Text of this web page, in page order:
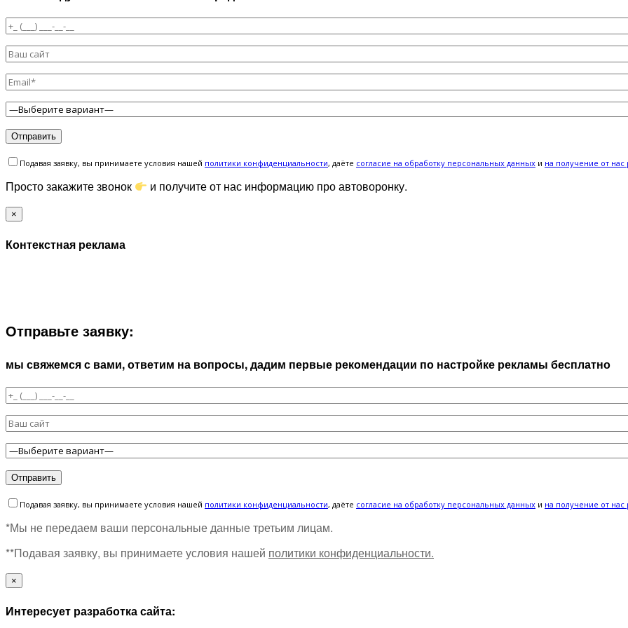
Подавая заявку, вы принимаете условия нашей политики конфиденциальности, даёте cогласие на обработку персональных данных и на получение от нас
Просто закажите звонок и получите от нас информацию про автоворонку.
×
Контекстная реклама
Отправьте заявку:
мы свяжемся с вами, ответим на вопросы, дадим первые рекомендации по настройке рекламы бесплатно
Подавая заявку, вы принимаете условия нашей политики конфиденциальности, даёте cогласие на обработку персональных данных и на получение от нас
*Мы не передаем ваши персональные данные третьим лицам.
**Подавая заявку, вы принимаете условия нашей политики конфиденциальности.
×
Интересует разработка сайта: